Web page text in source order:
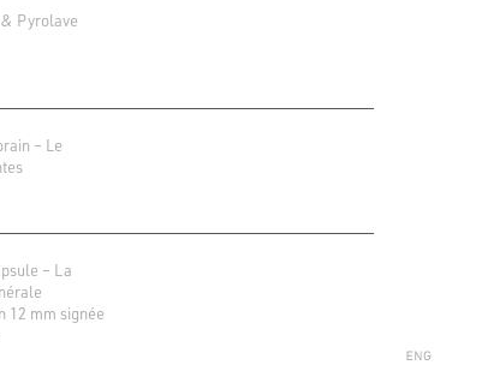
Pyrolave
– Le
– La
12 mm signée